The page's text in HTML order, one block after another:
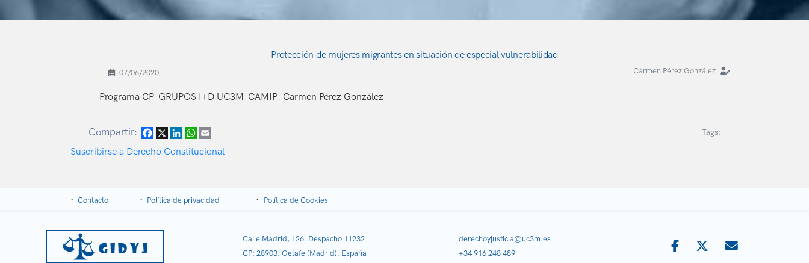
Protección de mujeres migrantes en situación de especial vulnerabilidad
07/06/2020 Carmen Pérez González
Programa CP-GRUPOS I+D UC3M-CAMIP: Carmen Pérez González
Compartir: Facebook
X LinkedInWhatsApp Tags:
Suscribirse a Derecho Constitucional
Contacto Política de privacidad Política de Cookies
Calle Madrid, 126. Despacho 11232
CP: 28903. Getafe (Madrid). España
derechoyjusticia@uc3m.es
+34 916 248 489